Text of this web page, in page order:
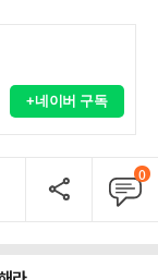
+네이버 구독
0